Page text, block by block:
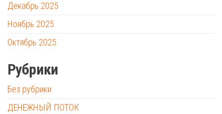
Декабрь 2025
Ноябрь 2025
Октябрь 2025
Рубрики
Без рубрики
ДЕНЕЖНЫЙ ПОТОК